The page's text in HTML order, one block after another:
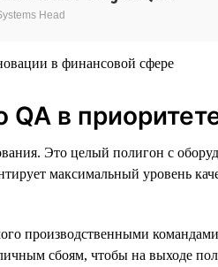
Head
в
Это целый полигон с
максимальный уровень
производственными
сбоям, чтобы на выходе